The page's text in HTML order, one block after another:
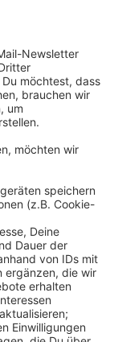
um 6,5
BKA-
bei der
2022.
von
Jahr
doppelt so
angegriffen